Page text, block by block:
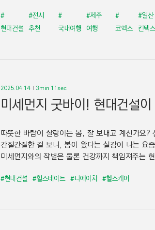
#
현대건설
#전시
추천
#
국내여행
#제주
여행
#
코엑스
#일산
킨텍스
2025.04.14 3min 11sec
미세먼지 굿바이! 현대건설
따뜻한 바람이 살랑이는 봄, 잘 보내고 계신가요
간질간질한 걸 보니, 봄이 왔다는 실감이 나는 요
미세먼지와의 작별은 물론 건강까지 책임져주는
#현대건설 #힐스테이트 #디에이치 #헬스케어